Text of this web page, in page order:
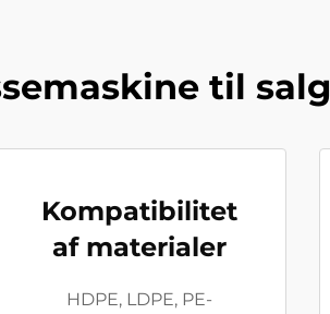
til salg
Kompatibilitet
af materialer
HDPE, LDPE, PE-